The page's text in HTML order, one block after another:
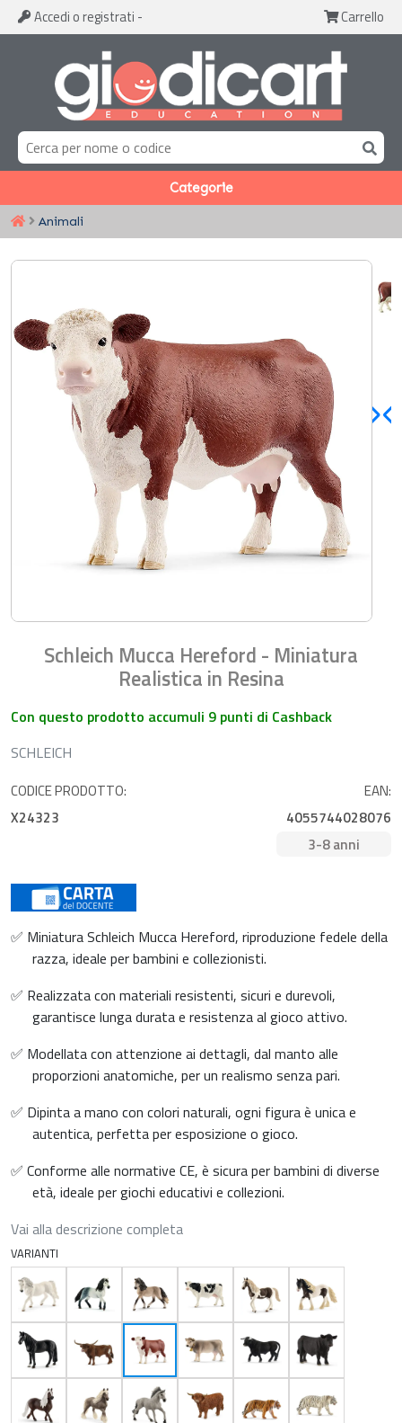
Accedi o registrati - Carrello
Categorie
Animali
Schleich Mucca Hereford - Miniatura
Realistica in Resina
Con questo prodotto accumuli 9 punti di Cashback
SCHLEICH
CODICE PRODOTTO:
X24323
EAN:
4055744028076
3-8 anni
✅ Miniatura Schleich Mucca Hereford, riproduzione fedele della
razza, ideale per bambini e collezionisti.
✅ Realizzata con materiali resistenti, sicuri e durevoli,
garantisce lunga durata e resistenza al gioco attivo.
✅ Modellata con attenzione ai dettagli, dal manto alle
proporzioni anatomiche, per un realismo senza pari.
✅ Dipinta a mano con colori naturali, ogni figura è unica e
autentica, perfetta per esposizione o gioco.
✅ Conforme alle normative CE, è sicura per bambini di diverse
età, ideale per giochi educativi e collezioni.
Vai alla descrizione completa
VARIANTI